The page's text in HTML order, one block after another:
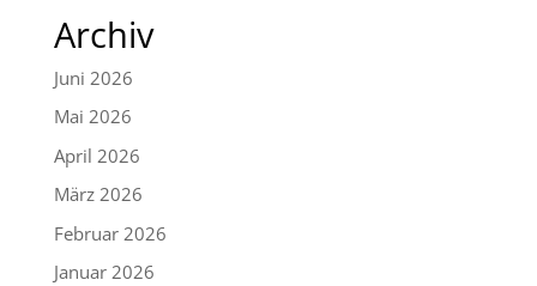
Archiv
Juni 2026
Mai 2026
April 2026
März 2026
Februar 2026
Januar 2026